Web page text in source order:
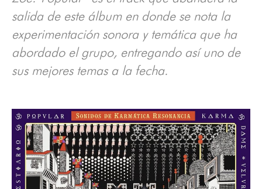
salida de este álbum en donde se nota la
experimentación sonora y temática que ha
abordado el grupo, entregando así uno de
sus mejores temas a la fecha.